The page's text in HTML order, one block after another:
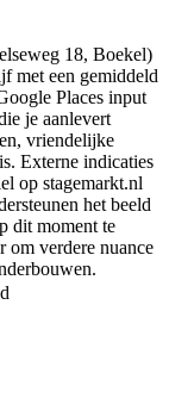
18, Boekel)
met een gemiddeld
Places input
je aanlevert
vriendelijke
Externe indicaties
op stagemarkt.nl
het beeld
dit moment te
om verdere nuance